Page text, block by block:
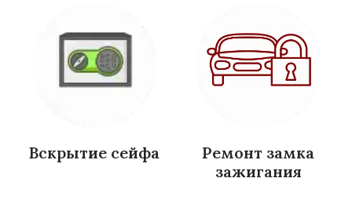
Вскрытие сейфа
Ремонт замка
зажигания